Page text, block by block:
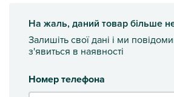
На жаль, даний товар більше
Залишіть свої дані і ми
з'явиться в наявності
Номер телефона